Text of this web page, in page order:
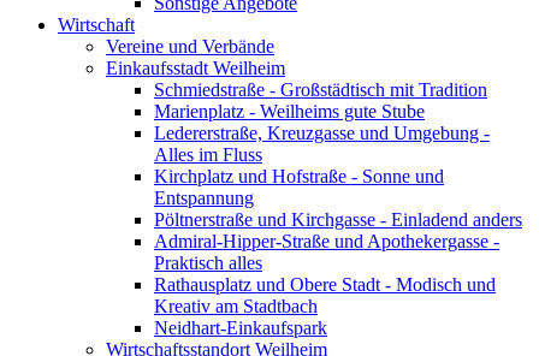
Wirtschaft
Vereine und Verbände
Einkaufsstadt Weilheim
Schmiedstraße - Großstädtisch mit Tradition
Marienplatz - Weilheims gute Stube
Ledererstraße, Kreuzgasse und Umgebung -
Alles im Fluss
Kirchplatz und Hofstraße - Sonne und
Entspannung
Pöltnerstraße und Kirchgasse - Einladend anders
Admiral-Hipper-Straße und Apothekergasse -
Praktisch alles
Rathausplatz und Obere Stadt - Modisch und
Kreativ am Stadtbach
Neidhart-Einkaufspark
Wirtschaftsstandort Weilheim